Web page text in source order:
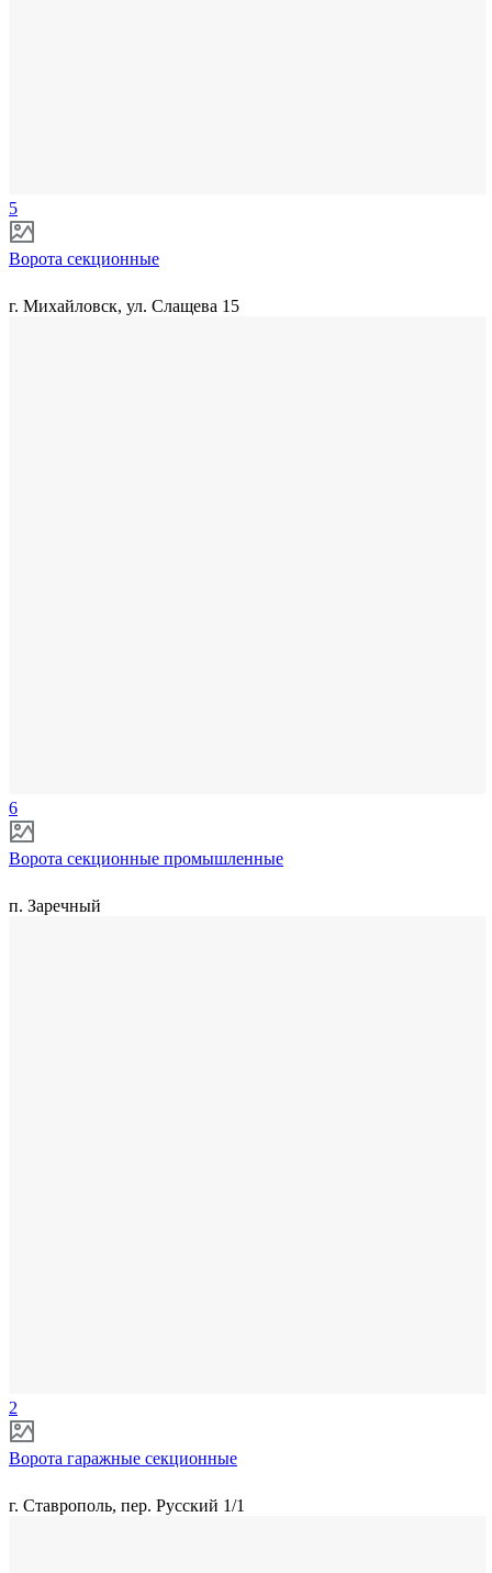
5
Ворота секционные
г. Михайловск, ул. Слащева 15
6
Ворота секционные промышленные
п. Заречный
2
Ворота гаражные секционные
г. Ставрополь, пер. Русский 1/1